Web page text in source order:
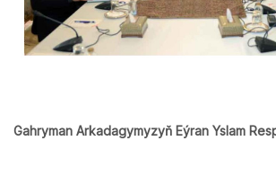
Gahryman Arkadagymyzyň Eýran Yslam